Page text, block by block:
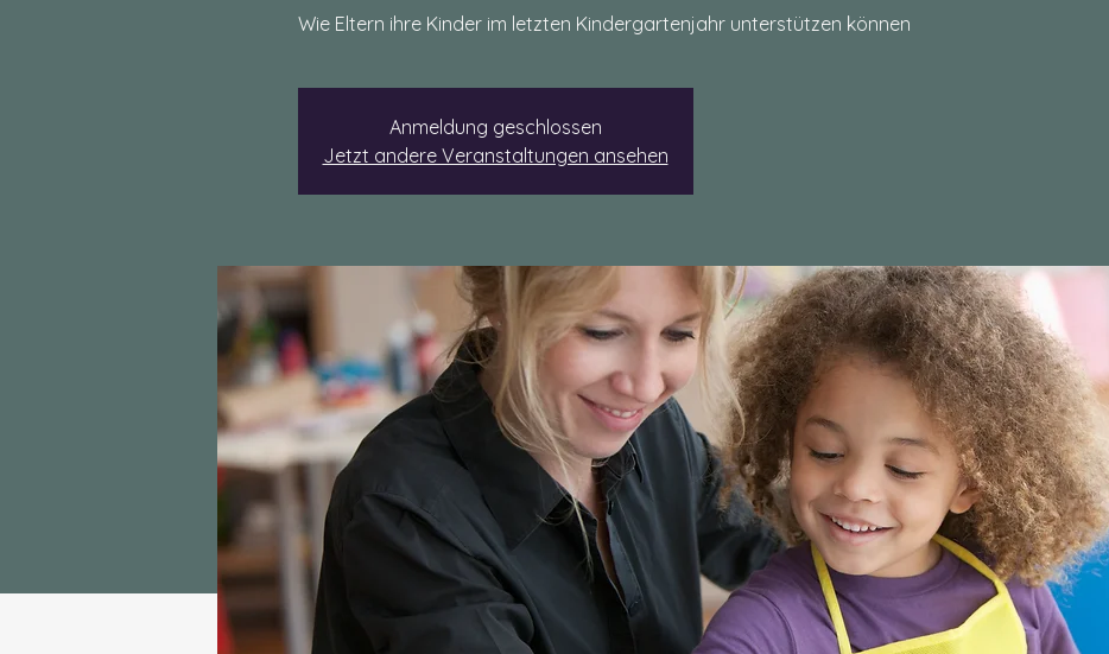
Wie Eltern ihre Kinder im letzten Kindergartenjahr unterstützen können
Anmeldung geschlossen
Jetzt andere Veranstaltungen ansehen